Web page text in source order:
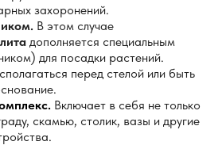
захоронений.
В этом случае
дополняется специальным
для посадки растений.
перед стелой или быть
Включает в себя не только
скамью, столик, вазы и другие